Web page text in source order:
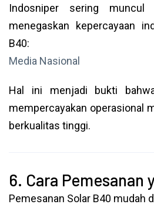
Indosniper sering
menegaskan kepercayaan
B40:
Media Nasional
Hal ini menjadi bukti
mempercayakan operasional
berkualitas tinggi.
6. Cara Pemesanan
Pemesanan Solar B40 mudah